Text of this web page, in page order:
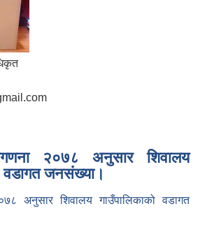
२०७८ अनुसार शिवालय
वडागत जनसंख्या।
अनुसार शिवालय गाउँपालिकाको वडागत